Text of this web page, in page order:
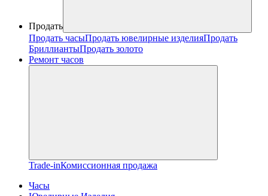
Продать
Продать часыПродать ювелирные изделияПродать
БриллиантыПродать золото
Ремонт часов
Trade-inКомиссионная продажа
Часы